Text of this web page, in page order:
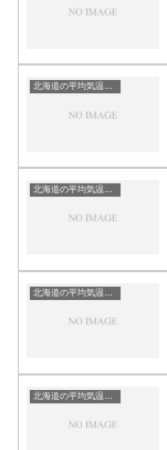
北海道の平均気温まとめ
北海道の平均気温まとめ